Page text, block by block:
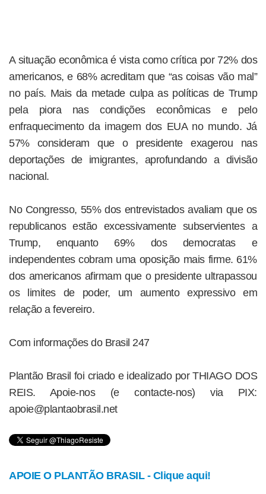
A situação econômica é vista como crítica por 72% dos
americanos, e 68% acreditam que “as coisas vão mal”
no país. Mais da metade culpa as políticas de Trump
pela piora nas condições econômicas e pelo
enfraquecimento da imagem dos EUA no mundo. Já
57% consideram que o presidente exagerou nas
deportações de imigrantes, aprofundando a divisão
nacional.
No Congresso, 55% dos entrevistados avaliam que os
republicanos estão excessivamente subservientes a
Trump, enquanto 69% dos democratas e
independentes cobram uma oposição mais firme. 61%
dos americanos afirmam que o presidente ultrapassou
os limites de poder, um aumento expressivo em
relação a fevereiro.
Com informações do Brasil 247
Plantão Brasil foi criado e idealizado por THIAGO DOS
REIS. Apoie-nos (e contacte-nos) via PIX:
apoie@plantaobrasil.net
APOIE O PLANTÃO BRASIL - Clique aqui!